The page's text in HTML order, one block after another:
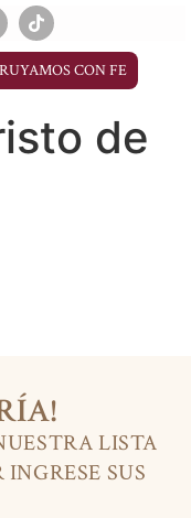
CON FE
de
LISTA
SUS